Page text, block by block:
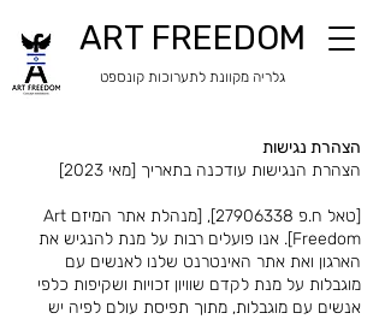
ART FREEDOM
​​גלריה מקוונת לתערוכות קונספט
הצהרת נגישות
הצהרת הנגישות עודכנה בתאריך [מאי 2023]
[טאל ח.פ 27906338
], [מנהלת אתר המיזם Art
Freedom]. אנו פועלים רבות על מנת להנגיש את
הארגון ואת אתר האינטרנט שלנו לאנשים עם
מוגבלות על מנת לקדם שוויון זכויות ושקיפות כלפי
אנשים עם מוגבלות, מתוך תפיסת עולם לפיה יש